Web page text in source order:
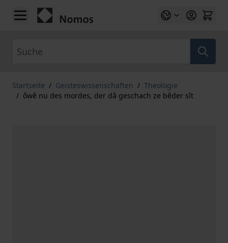
Zum Inhalt springen
Startseite / Geisteswissenschaften / Theologie
/ ôwê nu des mordes, der dâ geschach ze bêder sît